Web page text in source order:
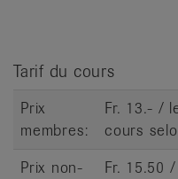
Tarif du cours
Prix
membres:
Fr. 13.- /
cours
Prix non-
Fr. 15.50